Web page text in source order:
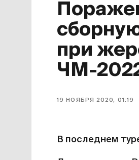
при
ЧМ-
19 НОЯБРЯ 2020, 01:19
В последнем